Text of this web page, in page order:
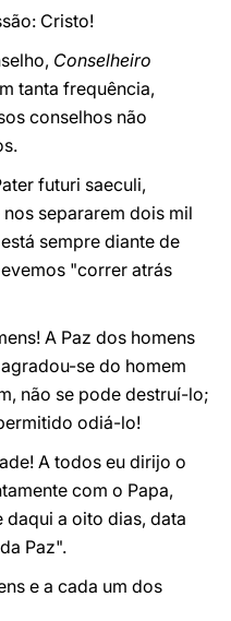
Cristo!
Conselheiro
tanta frequência,
conselhos não
futuri saeculi,
separarem dois mil
sempre diante de
"correr atrás
A Paz dos homens
agradou-se do homem
não se pode destruí-lo;
odiá-lo!
A todos eu dirijo o
com o Papa,
daqui a oito dias, data
Paz".
e a cada um dos